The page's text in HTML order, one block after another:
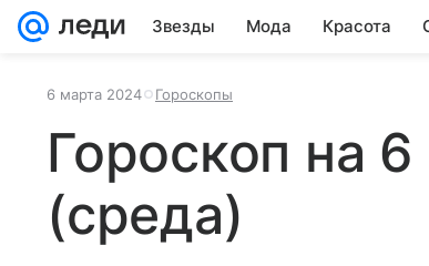
Звезды Мода Красота
6 марта 2024 Гороскопы
Гороскоп на
(среда)